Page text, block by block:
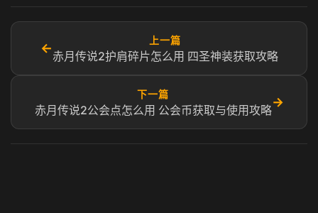
←
上一篇
赤月传说2护肩碎片怎么用 四圣神装获取攻略
下一篇
赤月传说2公会点怎么用 公会币获取与使用攻略
→